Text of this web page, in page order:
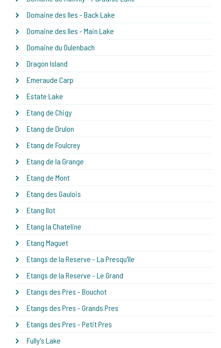
Domaine des Iles - Back Lake
Domaine des Iles - Main Lake
Domaine du Oulenbach
Dragon Island
Emeraude Carp
Estate Lake
Etang de Chigy
Etang de Drulon
Etang de Foulcrey
Etang de la Grange
Etang de Mont
Etang des Gaulois
Etang Ilot
Etang la Chateline
Etang Maguet
Etangs de la Reserve - La Presqu'île
Etangs de la Reserve - Le Grand
Etangs des Pres - Bouchot
Etangs des Pres - Grands Pres
Etangs des Pres - Petit Pres
Fully's Lake